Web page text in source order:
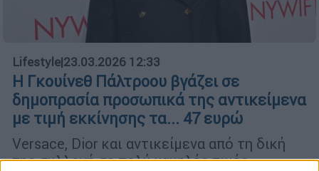
Lifestyle|23.03.2026 12:33
Η Γκουίνεθ Πάλτροου βγάζει σε
δημοπρασία προσωπικά της αντικείμενα
με τιμή εκκίνησης τα... 47 ευρώ
Versace, Dior και αντικείμενα από τη δική
της συλλογή σε πολύ χαμηλές τιμές